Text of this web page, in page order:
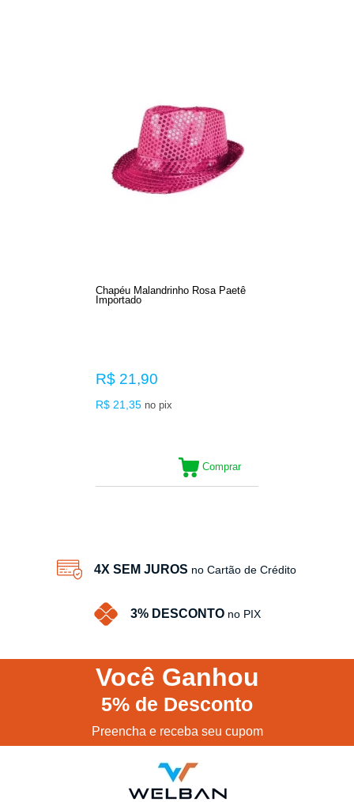
Chapéu Malandrinho Rosa Paetê
Importado
R$ 21,90
R$ 21,35 no pix
Comprar
4X SEM JUROS no Cartão de Crédito
3% DESCONTO no PIX
Você Ganhou
5% de Desconto
Preencha e receba seu cupom